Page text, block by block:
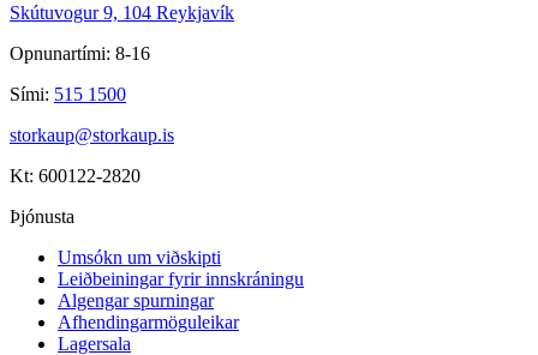
Skútuvogur 9, 104 Reykjavík
Opnunartími: 8-16
Sími: 515 1500
storkaup@storkaup.is
Kt: 600122-2820
Þjónusta
Umsókn um viðskipti
Leiðbeiningar fyrir innskráningu
Algengar spurningar
Afhendingarmöguleikar
Lagersala